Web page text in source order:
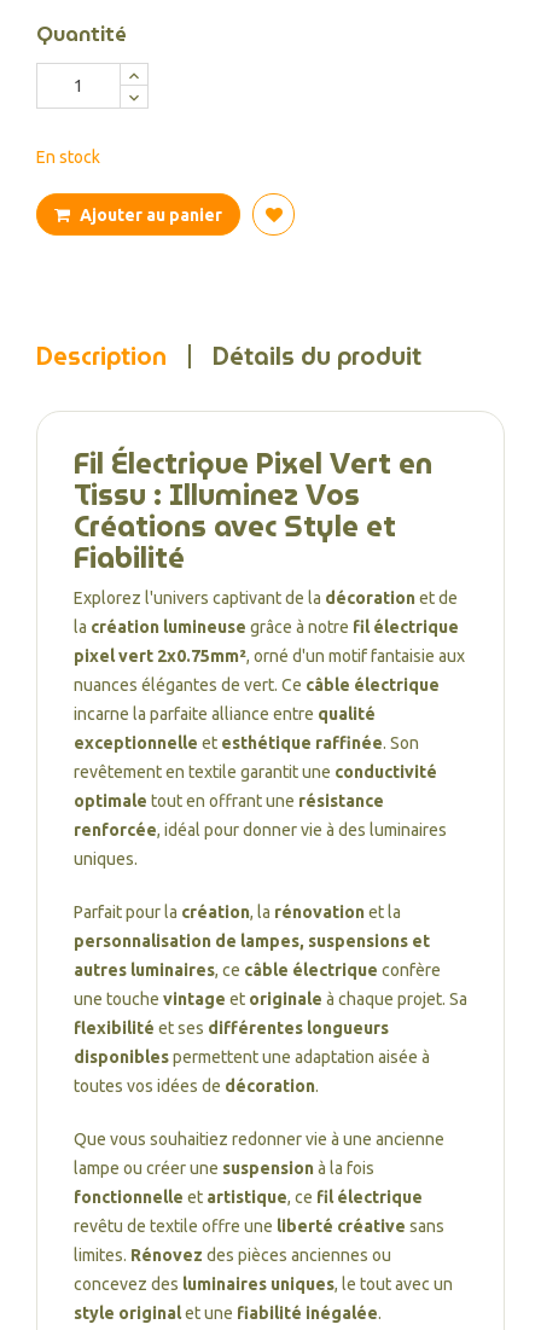
Quantité
En stock
Ajouter au panier
Description Détails du produit
Fil Électrique Pixel Vert en
Tissu : Illuminez Vos
Créations avec Style et
Fiabilité
Explorez l'univers captivant de la décorationet de
la création lumineuse grâce à notre fil électrique
pixel vert 2x0.75mm², orné d'un motif fantaisie aux
nuances élégantes de vert. Ce câble électrique
incarne la parfaite alliance entre qualité
exceptionnelle et esthétique raffinée. Son
revêtement en textile garantit une conductivité
optimale tout en offrant une résistance
renforcée, idéal pour donner vie à des luminaires
uniques.
Parfait pour la création, la rénovationet la
personnalisation de lampes, suspensions et
autres luminaires, ce câble électrique confère
une touche vintage et originale à chaque projet. Sa
flexibilité et ses différentes longueurs
disponiblespermettent une adaptation aisée à
toutes vos idées de décoration.
Que vous souhaitiez redonner vie à une ancienne
lampe ou créer une suspensionà la fois
fonctionnelle et artistique, ce fil électrique
revêtu de textile offre une liberté créative sans
limites. Rénovez des pièces anciennes ou
concevez des luminaires uniques, le tout avec un
style originalet une fiabilité inégalée.